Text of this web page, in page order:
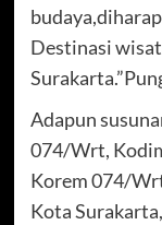
Destinasi
Adapun
074/Wrt,
Korem 074/
Kota